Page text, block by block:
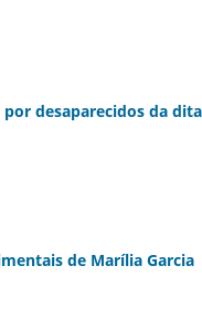
desaparecidos da
de Marília Garcia